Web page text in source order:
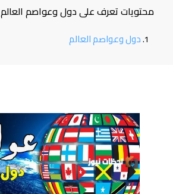
محتويات تعرف على دول وعواصم العالم
دول وعواصم العالم